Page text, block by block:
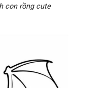
con rồng cute